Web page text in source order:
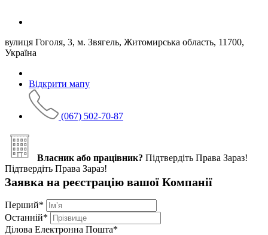
вулиця Гоголя, 3, м. Звягель, Житомирська область, 11700,
Україна
Відкрити мапу
(067) 502-70-87
Власник або працівник? Підтвердіть Права Зараз!
Підтвердіть Права Зараз!
Заявка на реєстрацію вашої Компанії
Перший*
Останній*
Ділова Електронна Пошта*